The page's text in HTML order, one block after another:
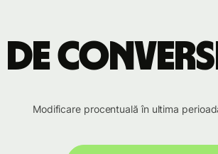
Modificare procentuală în ultima